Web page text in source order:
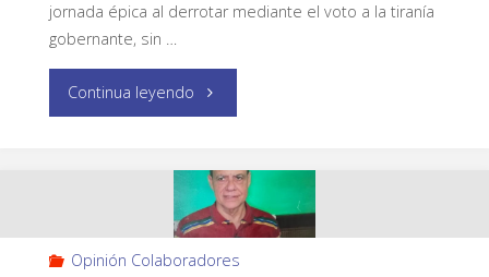
jornada épica al derrotar mediante el voto a la tiranía
gobernante, sin …
Continua leyendo
Opinión Colaboradores